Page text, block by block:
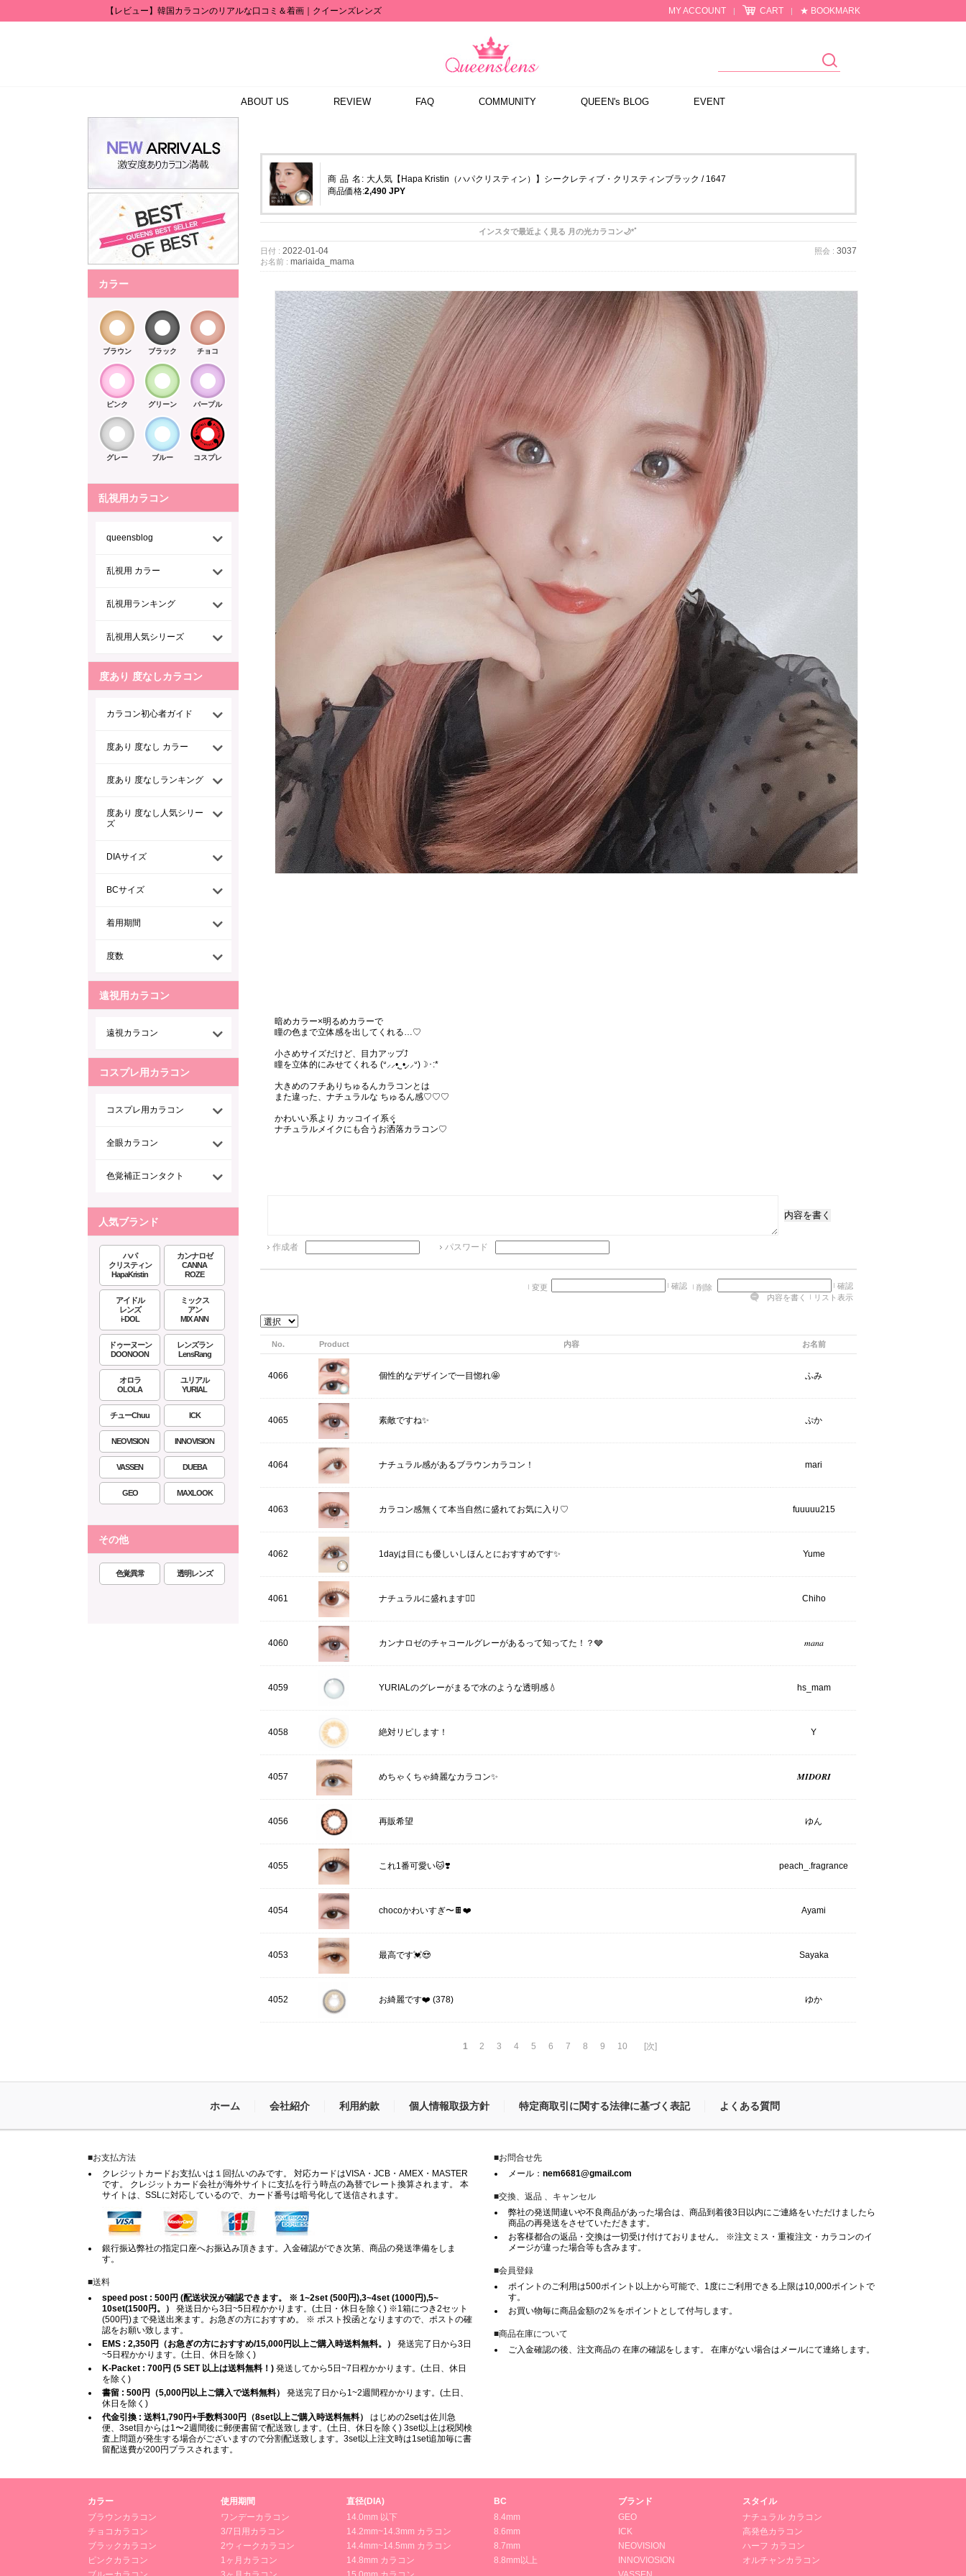
【レビュー】韓国カラコンのリアルな口コミ＆着画｜クイーンズレンズ MY ACCOUNT | CART | ★ BOOKMARK
ABOUT US REVIEW FAQ COMMUNITY QUEEN's BLOG EVENT
カラー
ブラウン ブラック チョコ
ピンク グリーン パープル
グレー ブルー コスプレ
乱視用カラコン
queensblog
乱視用 カラー
乱視用ランキング
乱視用人気シリーズ
度あり 度なしカラコン
カラコン初心者ガイド
度あり 度なし カラー
度あり 度なしランキング
度あり 度なし人気シリー
ズ
DIAサイズ
BCサイズ
着用期間
度数
遠視用カラコン
遠視カラコン
コスプレ用カラコン
コスプレ用カラコン
全眼カラコン
色覚補正コンタクト
人気ブランド
ハパ
クリスティン
HapaKristin
カンナロゼ
CANNA
ROZE
アイドル
レンズ
i-DOL
ミックス
アン
MIX ANN
ドゥーヌーン
DOONOON
レンズラン
LensRang
オロラ
OLOLA
ユリアル
YURIAL
チューChuu ICK
NEOVISION INNOVISION
VASSEN DUEBA
GEO MAXLOOK
その他
色覚異常 透明レンズ
商 品 名: 大人気【Hapa Kristin（ハパクリスティン）】シークレティブ・クリスティンブラック / 1647
商品価格:2,490 JPY
インスタで最近よく見る 月の光カラコン🌙*ﾟ
日付 : 2022-01-04
お名前 : mariaida_mama
照会 : 3037
暗めカラー×明るめカラーで
瞳の色まで立体感を出してくれる…♡
小さめサイズだけど、目力アップ⤴︎
瞳を立体的にみせてくれる (ᐡ⸝⸝•̥ ̫ •̥⸝⸝ᐡ)☽･:*
大きめのフチありちゅるんカラコンとは
また違った、ナチュラルな ちゅるん感♡♡♡
かわいい系より カッコイイ系✧̣̥̇
ナチュラルメイクにも合うお洒落カラコン♡
内容を書く
作成者 パスワード
変更 確認 削除
確認
内容を書く
リスト表示
No. Product 内容 お名前
4066 個性的なデザインで一目惚れ🤩 ふみ
4065 素敵ですね✨ ぷか
4064 ナチュラル感があるブラウンカラコン！ mari
4063 カラコン感無くて本当自然に盛れてお気に入り♡ fuuuuu215
4062 1dayは目にも優しいしほんとにおすすめです✨ Yume
4061 ナチュラルに盛れます🙆‍♀️ Chiho
4060 カンナロゼのチャコールグレーがあるって知ってた！？🩶 𝑚𝑎𝑛𝑎
4059 YURIALのグレーがまるで水のような透明感💧 hs_mam
4058 絶対リピします！ Y
4057 めちゃくちゃ綺麗なカラコン✨ 𝑴𝑰𝑫𝑶𝑹𝑰
4056 再販希望 ゆん
4055 これ1番可愛い🐱❣️ peach_.fragrance
4054 chocoかわいすぎ〜🍫❤️ Ayami
4053 最高です💓😍 Sayaka
4052 お綺麗です❤️ (378) ゆか
1 2 3 4 5 6 7 8 9 10 [次]
ホーム 会社紹介 利用約款 個人情報取扱方針 特定商取引に関する法律に基づく表記 よくある質問
■お支払方法
クレジットカードお支払いは１回払いのみです。 対応カードはVISA・JCB・AMEX・MASTER
です。 クレジットカード会社が海外サイトに支払を行う時点の為替でレート換算されます。 本
サイトは、SSLに対応しているので、カード番号は暗号化して送信されます。
銀行振込弊社の指定口座へお振込み頂きます。入金確認ができ次第、商品の発送準備をしま
す。
■送料
speed post : 500円 (配送状況が確認できます。 ※ 1~2set (500円),3~4set (1000円),5~
10set(1500円。）
発送日から3日~5日程かかります。(土日・休日を除く) ※1箱につき2セット
(500円)まで発送出来ます。お急ぎの方におすすめ。 ※ ポスト投函となりますので、ポストの確
認をお願い致します。
EMS : 2,350円（お急ぎの方におすすめ/15,000円以上ご購入時送料無料。）
発送完了日から3日
~5日程かかります。(土日、休日を除く)
K-Packet : 700円 (5 SET 以上は送料無料！) 発送してから5日~7日程かかります。(土日、休日
を除く)
書留 : 500円（5,000円以上ご購入で送料無料）
発送完了日から1~2週間程かかります。(土日、
休日を除く)
代金引換 : 送料1,790円+手数料300円（8set以上ご購入時送料無料）
はじめの2setは佐川急
便、3set目からは1〜2週間後に郵便書留で配送致します。(土日、休日を除く) 3set以上は税関検
査上問題が発生する場合がございますので分割配送致します。3set以上注文時は1set追加毎に書
留配送費が200円プラスされます。
■お問合せ先
メール： nem6681@gmail.com
■交換、返品 、キャンセル
弊社の発送間違いや不良商品があった場合は、商品到着後3日以内にご連絡をいただけましたら
商品の再発送をさせていただきます。
お客様都合の返品・交換は一切受け付けておりません。 ※注文ミス・重複注文・カラコンのイ
メージが違った場合等も含みます。
■会員登録
ポイントのご利用は500ポイント以上から可能で、1度にご利用できる上限は10,000ポイントで
す。
お買い物毎に商品金額の2％をポイントとして付与します。
■商品在庫について
ご入金確認の後、注文商品の 在庫の確認をします。 在庫がない場合はメールにて連絡します。
カラー
ブラウンカラコン
チョコカラコン
ブラックカラコン
ピンクカラコン
使用期間
ワンデーカラコン
3/7日用カラコン
2ウィークカラコン
1ヶ月カラコン
直径(DIA)
14.0mm 以下
14.2mm~14.3mm カラコン
14.4mm~14.5mm カラコン
14.8mm カラコン
BC
8.4mm
8.6mm
8.7mm
8.8mm以上
ブランド
GEO
ICK
NEOVISION
INNOVIOSION
スタイル
ナチュラル カラコン
高発色カラコン
ハーフ カラコン
オルチャンカラコン